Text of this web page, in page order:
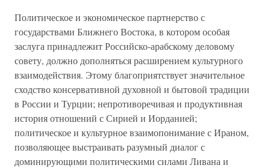
Политическое и экономическое партнерство с
государствами Ближнего Востока, в котором особая
заслуга принадлежит Российско-арабскому деловому
совету, должно дополняться расширением культурного
взаимодействия. Этому благоприятствует значительное
сходство консервативной духовной и бытовой традиции
в России и Турции; непротиворечивая и продуктивная
история отношений с Сирией и Иорданией;
политическое и культурное взаимопонимание с Ираном,
позволяющее выстраивать разумный диалог с
доминирующими политическими силами Ливана и